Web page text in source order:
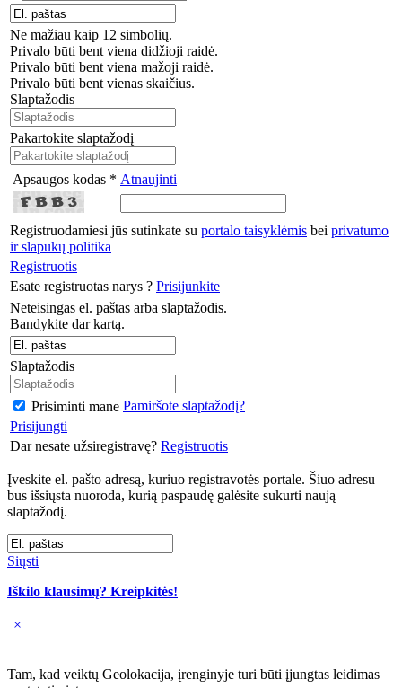
Ne mažiau kaip 12 simbolių.
Privalo būti bent viena didžioji raidė.
Privalo būti bent viena mažoji raidė.
Privalo būti bent vienas skaičius.
Slaptažodis
Pakartokite slaptažodį
Apsaugos kodas * Atnaujinti
Registruodamiesi jūs sutinkate su portalo taisyklėmis bei privatumo
ir slapukų politika
Registruotis
Esate registruotas narys ? Prisijunkite
Neteisingas el. paštas arba slaptažodis.
Bandykite dar kartą.
Slaptažodis
Prisiminti mane Pamiršote slaptažodį?
Prisijungti
Dar nesate užsiregistravę? Registruotis
Įveskite el. pašto adresą, kuriuo registravotės portale. Šiuo adresu
bus išsiųsta nuoroda, kurią paspaudę galėsite sukurti naują
slaptažodį.
Siųsti
Iškilo klausimų? Kreipkitės!
×
Tam, kad veiktų Geolokacija, įrenginyje turi būti įjungtas leidimas